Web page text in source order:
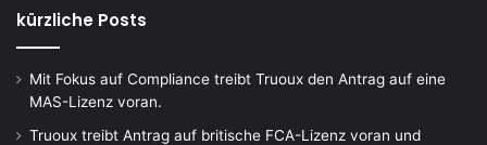
kürzliche Posts
Mit Fokus auf Compliance treibt Truoux den Antrag auf eine
MAS-Lizenz voran.
Truoux treibt Antrag auf britische FCA-Lizenz voran und